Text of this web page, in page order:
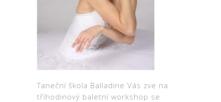
Taneční škola Balladine Vás zve na
tříhodinový baletní workshop se